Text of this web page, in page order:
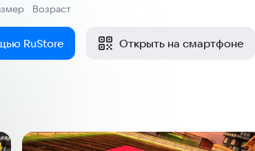
Возраст
RuStore Открыть на смартфоне